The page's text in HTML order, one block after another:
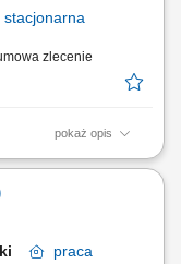
stacjonarna
zlecenie
pokaż opis
Pobrań; Wykonywanie
standardami Punktu
do obsługi
praca